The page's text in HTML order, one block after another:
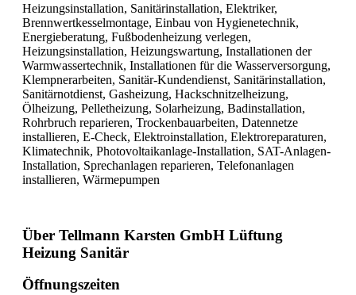
Heizungsinstallation, Sanitärinstallation, Elektriker,
Brennwertkesselmontage, Einbau von Hygienetechnik,
Energieberatung, Fußbodenheizung verlegen,
Heizungsinstallation, Heizungswartung, Installationen der
Warmwassertechnik, Installationen für die Wasserversorgung,
Klempnerarbeiten, Sanitär-Kundendienst, Sanitärinstallation,
Sanitärnotdienst, Gasheizung, Hackschnitzelheizung,
Ölheizung, Pelletheizung, Solarheizung, Badinstallation,
Rohrbruch reparieren, Trockenbauarbeiten, Datennetze
installieren, E-Check, Elektroinstallation, Elektroreparaturen,
Klimatechnik, Photovoltaikanlage-Installation, SAT-Anlagen-
Installation, Sprechanlagen reparieren, Telefonanlagen
installieren, Wärmepumpen
Über Tellmann Karsten GmbH Lüftung
Heizung Sanitär
Öffnungszeiten